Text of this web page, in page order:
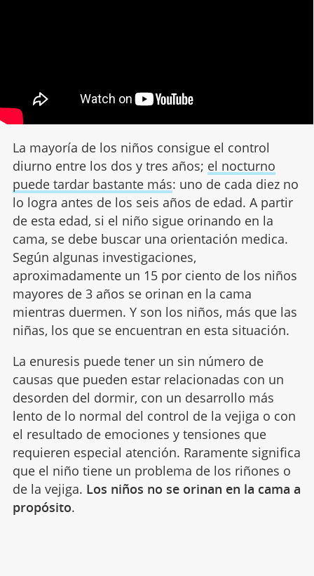
La mayoría de los niños consigue el control
diurno entre los dos y tres años; el nocturno
puede tardar bastante más: uno de cada diez no
lo logra antes de los seis años de edad. A partir
de esta edad, si el niño sigue orinando en la
cama, se debe buscar una orientación medica.
Según algunas investigaciones,
aproximadamente un 15 por ciento de los niños
mayores de 3 años se orinan en la cama
mientras duermen. Y son los niños, más que las
niñas, los que se encuentran en esta situación.
La enuresis puede tener un sin número de
causas que pueden estar relacionadas con un
desorden del dormir, con un desarrollo más
lento de lo normal del control de la vejiga o con
el resultado de emociones y tensiones que
requieren especial atención. Raramente significa
que el niño tiene un problema de los riñones o
de la vejiga. Los niños no se orinan en la cama a
propósito.